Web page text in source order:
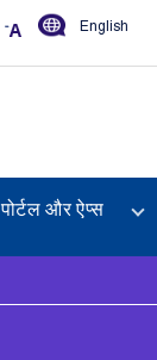
English
पोर्टल और ऐप्स